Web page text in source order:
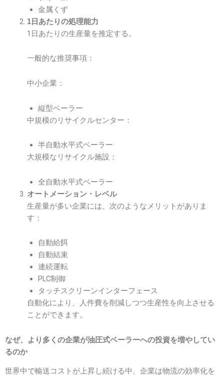
金属くず
1日あたりの処理能力
1日あたりの生産量を推定する。
一般的な推奨事項：
中小企業：
縦型ベーラー
中規模のリサイクルセンター：
半自動水平式ベーラー
大規模なリサイクル施設：
全自動水平式ベーラー
オートメーション・レベル
生産量が多い企業には、次のようなメリットがありま
す：
自動給餌
自動結束
連続運転
PLC制御
タッチスクリーンインターフェース
自動化により、人件費を削減しつつ生産性を向上させる
ことができます。
なぜ、より多くの企業が油圧式ベーラーへの投資を増やしてい
るのか
世界中で輸送コストが上昇し続ける中、企業は物流の効率化を